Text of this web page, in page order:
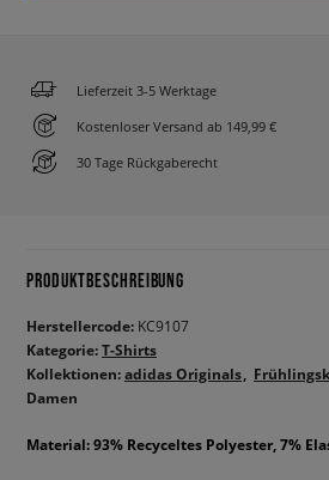
Lieferzeit 3-5 Werktage
Kostenloser Versand ab 149,99 €
30 Tage Rückgaberecht
PRODUKTBESCHREIBUNG
Herstellercode: KC9107
Kategorie:T-Shirts
Kollektionen:adidas Originals
Damen
Material: 93% Recyceltes Polyester, 7%